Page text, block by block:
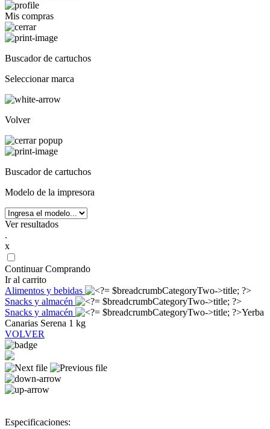
Mis compras
Buscador de cartuchos
Seleccionar marca
Volver
Buscador de cartuchos
Modelo de la impresora
Ver resultados
.
x
Continuar Comprando
Ir al carrito
Alimentos y bebidas
Snacks y almacén
Snacks y almacén
Yerba
Canarias Serena 1 kg
VOLVER
Especificaciones: